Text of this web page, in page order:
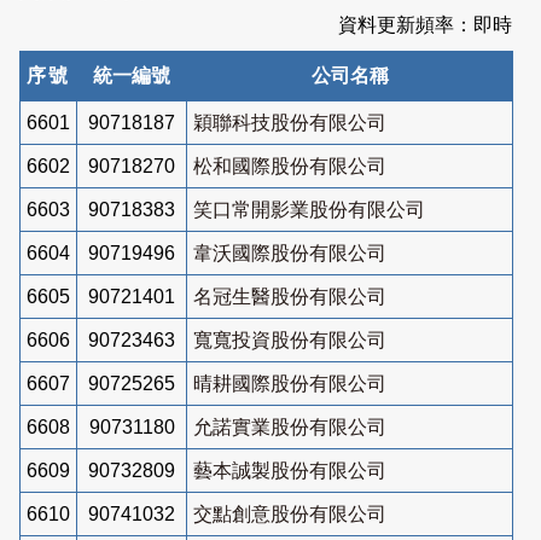
資料更新頻率：即時
序號 統一編號 公司名稱
6601 90718187 穎聯科技股份有限公司
6602 90718270 松和國際股份有限公司
6603 90718383 笑口常開影業股份有限公司
6604 90719496 韋沃國際股份有限公司
6605 90721401 名冠生醫股份有限公司
6606 90723463 寬寬投資股份有限公司
6607 90725265 晴耕國際股份有限公司
6608 90731180 允諾實業股份有限公司
6609 90732809 藝本誠製股份有限公司
6610 90741032 交點創意股份有限公司